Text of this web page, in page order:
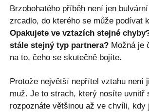
Brzobohatého příběh není jen
zrcadlo, do kterého se může podívat
Opakujete ve vztazích stejné
stále stejný typ partnera? Možná je
na to, čeho se skutečně bojíte.
Protože největší nepřítel vztahu není
muž. Je to strach, který nosíte
rozpoznáte většinou až ve chvíli, kdy